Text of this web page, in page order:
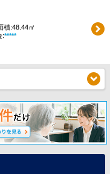
積:48.44㎡
:*****